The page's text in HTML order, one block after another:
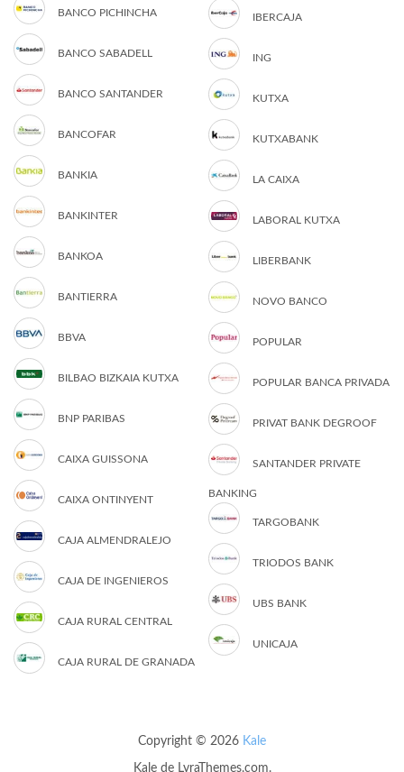
BANCO PICHINCHA
BANCO SABADELL
BANCO SANTANDER
BANCOFAR
BANKIA
BANKINTER
BANKOA
BANTIERRA
BBVA
BILBAO BIZKAIA KUTXA
BNP PARIBAS
CAIXA GUISSONA
CAIXA ONTINYENT
CAJA ALMENDRALEJO
CAJA DE INGENIEROS
CAJA RURAL CENTRAL
CAJA RURAL DE GRANADA
IBERCAJA
ING
KUTXA
KUTXABANK
LA CAIXA
LABORAL KUTXA
LIBERBANK
NOVO BANCO
POPULAR
POPULAR BANCA PRIVADA
PRIVAT BANK DEGROOF
SANTANDER PRIVATE
BANKING
TARGOBANK
TRIODOS BANK
UBS BANK
UNICAJA
Copyright © 2026 Kale
Kalede LyraThemes.com.